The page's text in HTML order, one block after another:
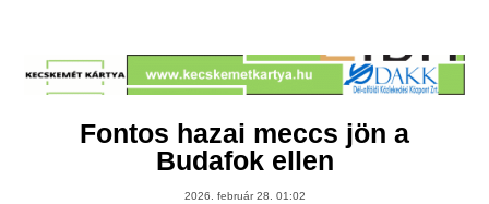
Fontos hazai meccs jön a
Budafok ellen
2026. február 28. 01:02